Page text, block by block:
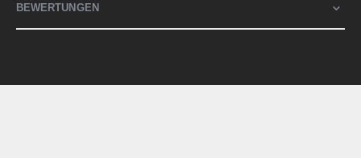
BEWERTUNGEN